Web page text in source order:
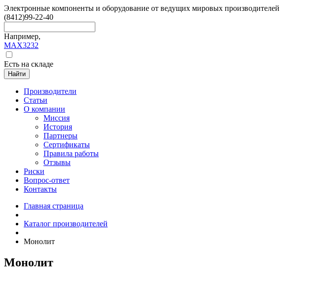
Электронные компоненты и оборудование от ведущих мировых производителей
(8412)99-22-40
Например,
MAX3232
Есть на складе
Найти
Производители
Статьи
О компании
Миссия
История
Партнеры
Сертификаты
Правила работы
Отзывы
Риски
Вопрос-ответ
Контакты
Главная страница
Каталог производителей
Монолит
Монолит